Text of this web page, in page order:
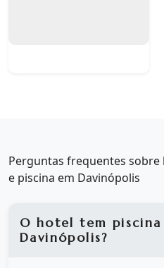
Perguntas frequentes sobre
e piscina em Davinópolis
O hotel tem piscina
Davinópolis?